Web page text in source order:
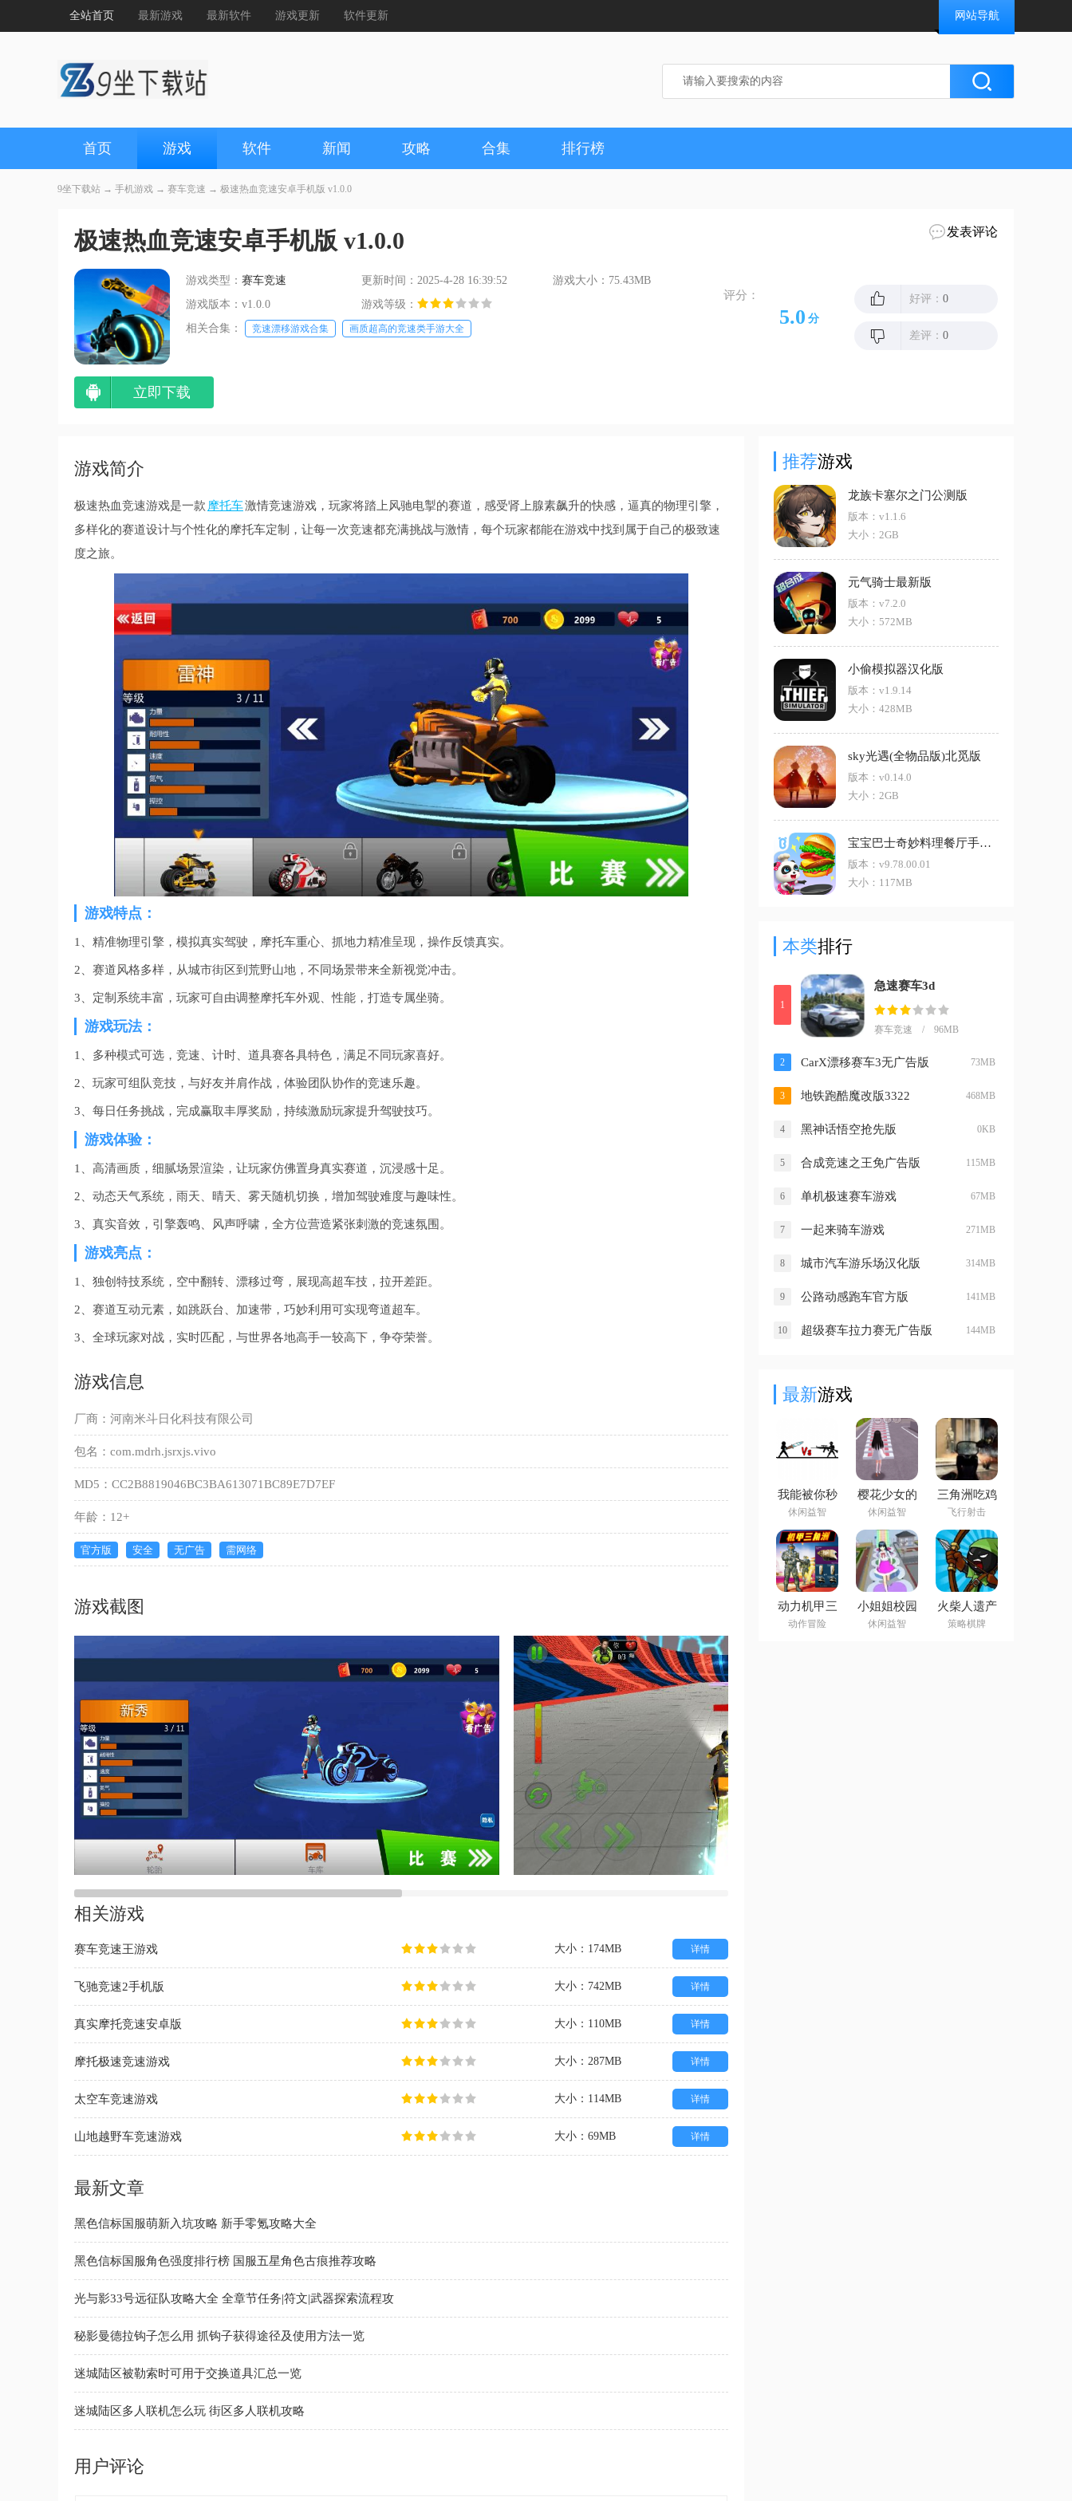
全站首页 最新游戏 最新软件 游戏更新 软件更新 网站导航
首页 游戏 软件 新闻 攻略 合集 排行榜
9坐下载站 → 手机游戏 → 赛车竞速 → 极速热血竞速安卓手机版 v1.0.0
极速热血竞速安卓手机版 v1.0.0 发表评论
游戏类型： 赛车竞速 更新时间：2025-4-28 16:39:52
游戏大小：75.43MB
游戏版本：v1.0.0
游戏等级：
相关合集：
竞速漂移游戏合集 画质超高的竞速类手游大全
评分：
5.0 分
好评： 0
差评： 0
立即下载
游戏简介
极速热血竞速游戏是一款 摩托车激情竞速游戏，玩家将踏上风驰电掣的赛道，感受肾上腺素飙升的快感，逼真的物理引擎，
多样化的赛道设计与个性化的摩托车定制，让每一次竞速都充满挑战与激情，每个玩家都能在游戏中找到属于自己的极致速
度之旅。
游戏特点：
1、精准物理引擎，模拟真实驾驶，摩托车重心、抓地力精准呈现，操作反馈真实。
2、赛道风格多样，从城市街区到荒野山地，不同场景带来全新视觉冲击。
3、定制系统丰富，玩家可自由调整摩托车外观、性能，打造专属坐骑。
游戏玩法：
1、多种模式可选，竞速、计时、道具赛各具特色，满足不同玩家喜好。
2、玩家可组队竞技，与好友并肩作战，体验团队协作的竞速乐趣。
3、每日任务挑战，完成赢取丰厚奖励，持续激励玩家提升驾驶技巧。
游戏体验：
1、高清画质，细腻场景渲染，让玩家仿佛置身真实赛道，沉浸感十足。
2、动态天气系统，雨天、晴天、雾天随机切换，增加驾驶难度与趣味性。
3、真实音效，引擎轰鸣、风声呼啸，全方位营造紧张刺激的竞速氛围。
游戏亮点：
1、独创特技系统，空中翻转、漂移过弯，展现高超车技，拉开差距。
2、赛道互动元素，如跳跃台、加速带，巧妙利用可实现弯道超车。
3、全球玩家对战，实时匹配，与世界各地高手一较高下，争夺荣誉。
游戏信息
厂商：河南米斗日化科技有限公司
包名：com.mdrh.jsrxjs.vivo
MD5：CC2B8819046BC3BA613071BC89E7D7EF
年龄：12+
官方版 安全 无广告 需网络
游戏截图
相关游戏
赛车竞速王游戏 大小：174MB 详情
飞驰竞速2手机版 大小：742MB 详情
真实摩托竞速安卓版 大小：110MB 详情
摩托极速竞速游戏 大小：287MB 详情
太空车竞速游戏 大小：114MB 详情
山地越野车竞速游戏 大小：69MB 详情
最新文章
黑色信标国服萌新入坑攻略 新手零氪攻略大全
黑色信标国服角色强度排行榜 国服五星角色古痕推荐攻略
光与影33号远征队攻略大全 全章节任务|符文|武器探索流程攻
略
秘影曼德拉钩子怎么用 抓钩子获得途径及使用方法一览
迷城陆区被勒索时可用于交换道具汇总一览
迷城陆区多人联机怎么玩 街区多人联机攻略
用户评论
推荐游戏
龙族卡塞尔之门公测版
版本：v1.1.6
大小：2GB
元气骑士最新版
版本：v7.2.0
大小：572MB
小偷模拟器汉化版
版本：v1.9.14
大小：428MB
sky光遇(全物品版)北觅版
版本：v0.14.0
大小：2GB
宝宝巴士奇妙料理餐厅手机版
版本：v9.78.00.01
大小：117MB
本类排行
1
急速赛车3d
赛车竞速 / 96MB
2 CarX漂移赛车3无广告版 73MB
3 地铁跑酷魔改版3322 468MB
4 黑神话悟空抢先版 0KB
5 合成竞速之王免广告版 115MB
6 单机极速赛车游戏 67MB
7 一起来骑车游戏 271MB
8 城市汽车游乐场汉化版 314MB
9 公路动感跑车官方版 141MB
10 超级赛车拉力赛无广告版 144MB
最新游戏
我能被你秒
吗游戏
休闲益智
樱花少女的
新年愿望游
戏
休闲益智
三角洲吃鸡
游戏
飞行射击
动力机甲三
角洲游戏
动作冒险
小姐姐校园
跑酷游戏
休闲益智
火柴人遗产
之战下载安
装
策略棋牌